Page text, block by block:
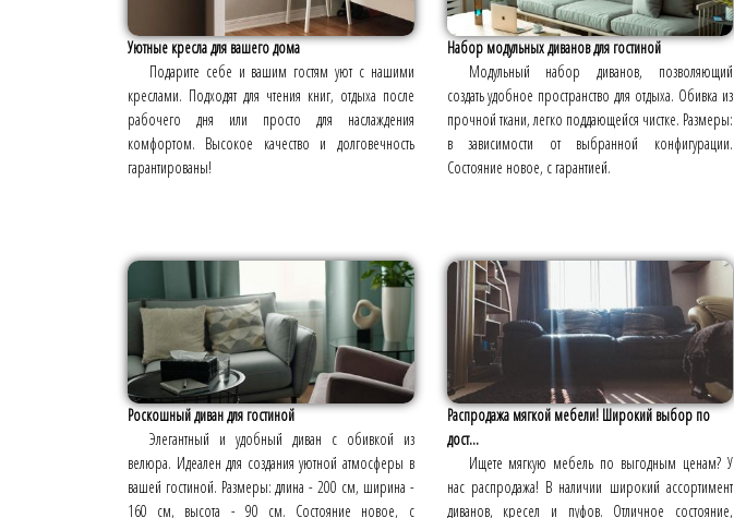
Уютные кресла для вашего дома
Подарите себе и вашим гостям уют с нашими
креслами. Подходят для чтения книг, отдыха после
рабочего дня или просто для наслаждения
комфортом. Высокое качество и долговечность
гарантированы!
Набор модульных диванов для гостиной
Модульный набор диванов, позволяющий
создать удобное пространство для отдыха. Обивка из
прочной ткани, легко поддающейся чистке. Размеры:
в зависимости от выбранной конфигурации.
Состояние новое, с гарантией.
Роскошный диван для гостиной
Элегантный и удобный диван с обивкой из
велюра. Идеален для создания уютной атмосферы в
вашей гостиной. Размеры: длина - 200 см, ширина -
160 см, высота - 90 см. Состояние новое, с
Распродажа мягкой мебели! Широкий выбор по
дост...
Ищете мягкую мебель по выгодным ценам? У
нас распродажа! В наличии широкий ассортимент
диванов, кресел и пуфов. Отличное состояние,